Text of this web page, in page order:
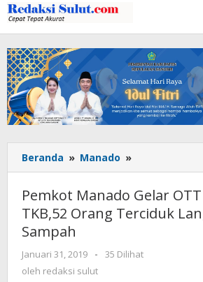
Lewati
ke
konten
Beranda » Manado »
Manado
Gelar
OTT
di
Orang
Pemkot Manado Gelar
TKB,52 Orang Terciduk
Sampah
Januari 31, 2019
oleh
redaksi
-
35 Dilihat
oleh redaksi sulut